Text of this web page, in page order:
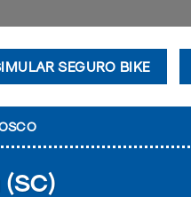
SEGURO BIKE